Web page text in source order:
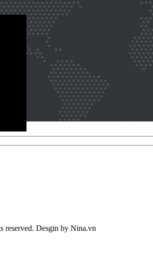
reserved. Desgin by Nina.vn